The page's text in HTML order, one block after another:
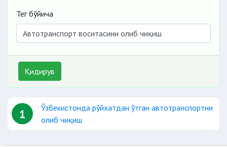
Тег бўйича
Қидирув
1
Ўзбекистонда рўйхатдан ўтган автотранспортни
олиб чиқиш